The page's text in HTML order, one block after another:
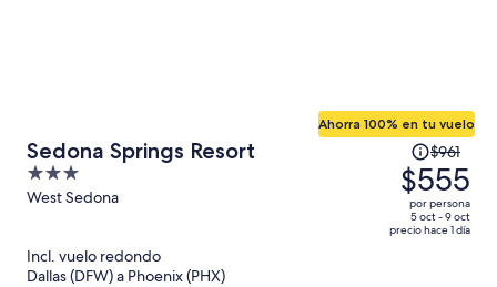
Sedona Springs Resort
3
out
West Sedona
Ahorra 100% en tu vuelo
El
precio
era
de
$961
$961
$555
por persona
5 oct - 9 oct
precio hace 1 día
Incl. vuelo redondo
Dallas (DFW) a Phoenix (PHX)